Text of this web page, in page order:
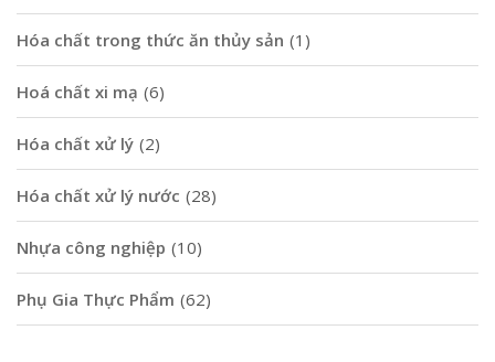
Hóa chất trong thức ăn thủy sản (1)
Hoá chất xi mạ (6)
Hóa chất xử lý (2)
Hóa chất xử lý nước (28)
Nhựa công nghiệp (10)
Phụ Gia Thực Phẩm (62)